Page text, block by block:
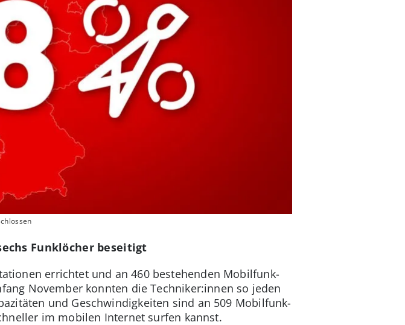
Funklöcher beseitigt
errichtet und an 460 bestehenden Mobilfunk-
November konnten die Techniker:innen so jeden
und Geschwindigkeiten sind an 509 Mobilfunk-
im mobilen Internet surfen kannst.